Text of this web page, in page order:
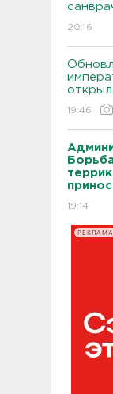
20:16
19:46
19:14
РЕКЛАМА